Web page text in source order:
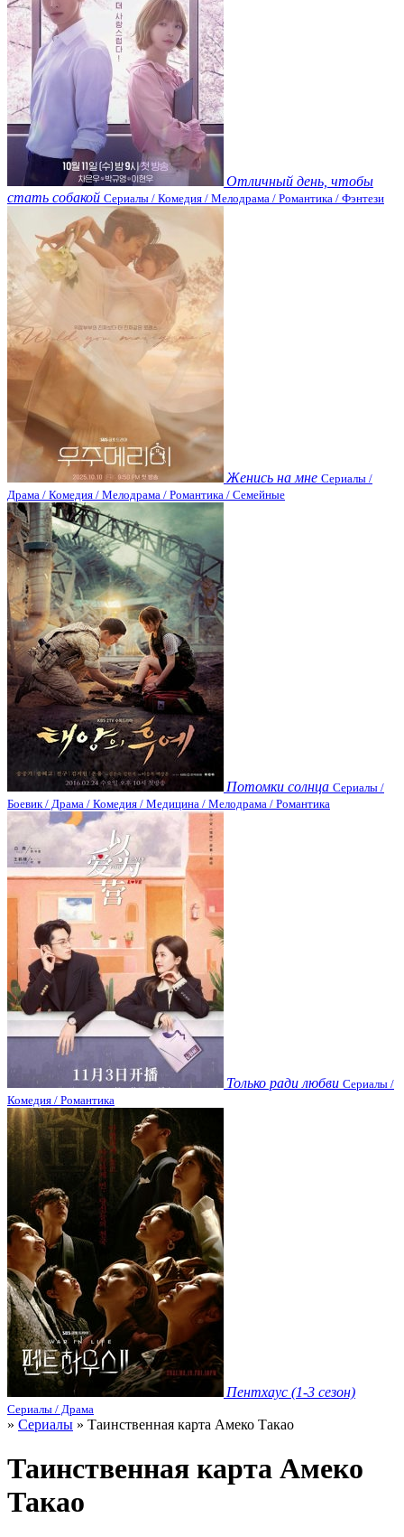
Отличный день, чтобы
стать собакой Сериалы / Комедия / Мелодрама / Романтика / Фэнтези
Женись на мне Сериалы /
Драма / Комедия / Мелодрама / Романтика / Семейные
Потомки солнца Сериалы /
Боевик / Драма / Комедия / Медицина / Мелодрама / Романтика
Только ради любви Сериалы /
Комедия / Романтика
Пентхаус (1-3 сезон)
Сериалы / Драма
» Сериалы » Таинственная карта Амеко Такао
Таинственная карта Амеко
Такао